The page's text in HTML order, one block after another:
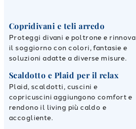
Copridivani e teli arredo
Proteggi divani e poltrone e rinnova
il soggiorno con colori, fantasie e
soluzioni adatte a diverse misure.
Scaldotto e Plaid per il relax
Plaid, scaldotti, cuscini e
copricuscini aggiungono comfort e
rendono il living più caldo e
accogliente.